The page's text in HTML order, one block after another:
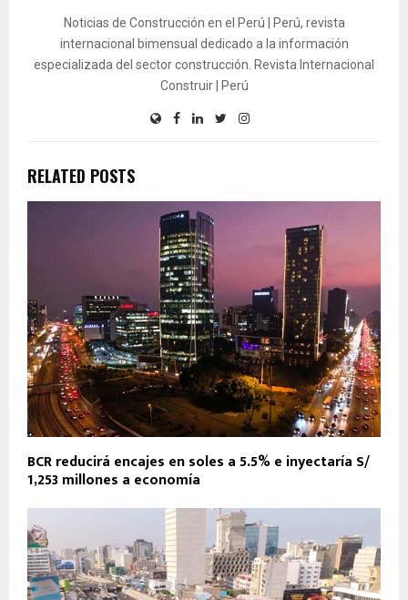
Noticias de Construcción en el Perú | Perú, revista
internacional bimensual dedicado a la información
especializada del sector construcción. Revista Internacional
Construir | Perú
RELATED POSTS
BCR reducirá encajes en soles a 5.5% e inyectaría S/
1,253 millones a economía